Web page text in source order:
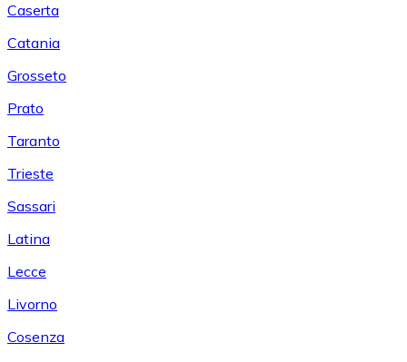
Caserta
Catania
Grosseto
Prato
Taranto
Trieste
Sassari
Latina
Lecce
Livorno
Cosenza